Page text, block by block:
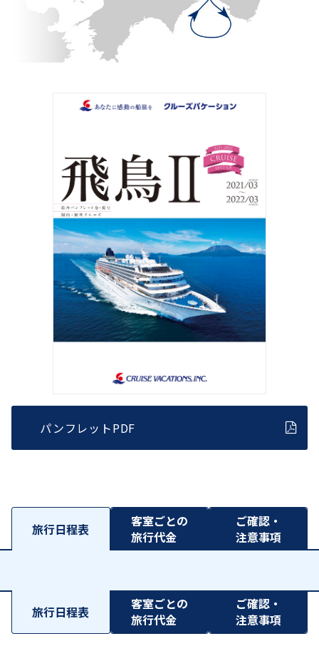
パンフレットPDF
旅行日程表
客室ごとの
旅行代金
ご確認・
注意事項
旅行日程表
客室ごとの
旅行代金
ご確認・
注意事項